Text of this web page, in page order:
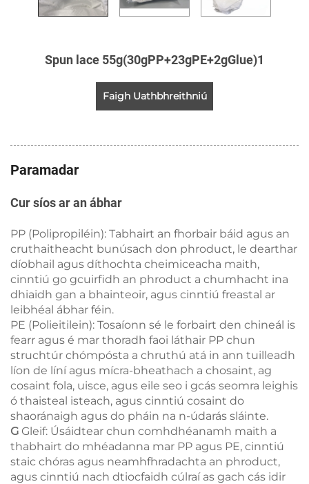
Spun lace 55g(30gPP+23gPE+2gGlue)1
Faigh Uathbhreithniú
Paramadar
Cur síos ar an ábhar
PP (Polipropiléin): Tabhairt an fhorbair báid agus an
cruthaitheacht bunúsach don phroduct, le dearthar
díobhail agus díthochta cheimiceacha maith,
cinntiú go gcuirfidh an phroduct a chumhacht ina
dhiaidh gan a bhainteoir, agus cinntiú freastal ar
leibhéal ábhar féin.
PE (Polieitilein): Tosaíonn sé le forbairt den chineál is
fearr agus é mar thoradh faoi láthair PP chun
struchtúr chómpósta a chruthú atá in ann tuilleadh
líon de líní agus mícra-bheathach a chosaint, ag
cosaint fola, uisce, agus eile seo i gcás seomra leighis
ó thaisteal isteach, agus cinntiú cosaint do
shaoránaigh agus do pháin na n-údarás sláinte.
G Gleif: Úsáidtear chun comhdhéanamh maith a
thabhairt do mhéadanna mar PP agus PE, cinntiú
staic chóras agus neamhfhradachta an phroduct,
agus cinntiú nach dtiocfaidh cúlraí as gach cás idir